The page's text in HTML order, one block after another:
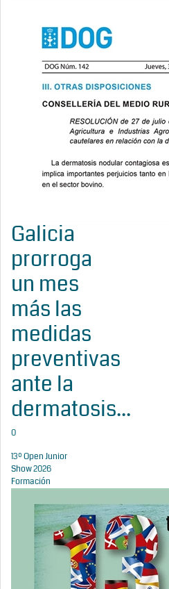
Galicia
prorroga
un mes
más las
medidas
preventivas
ante la
dermatosis...
0
13º Open Junior
Show 2026
Formación